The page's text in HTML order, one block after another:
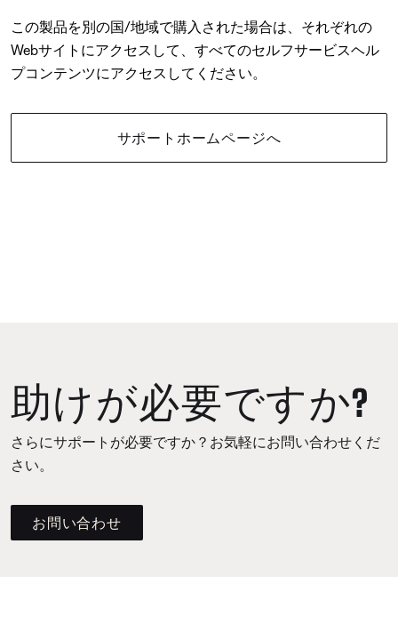
この製品を別の国/地域で購入された場合は、それぞれの
Webサイトにアクセスして、すべてのセルフサービスヘル
プコンテンツにアクセスしてください。
サポートホームページへ
助けが必要ですか?
さらにサポートが必要ですか？お気軽にお問い合わせくだ
さい。
お問い合わせ